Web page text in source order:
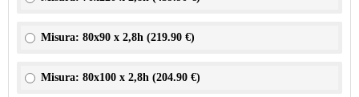
Misura: 80x90 x 2,8h (219.90 €)
Misura: 80x100 x 2,8h (204.90 €)